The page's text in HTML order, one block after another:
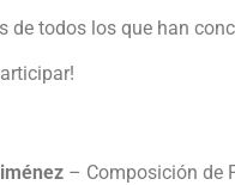
de todos los que han
– Composición de